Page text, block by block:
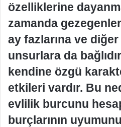
özelliklerine
zamanda
ay fazlarına ve
unsurlara da
kendine özgü
etkileri vardır. Bu
evlilik burcunu
burçlarının